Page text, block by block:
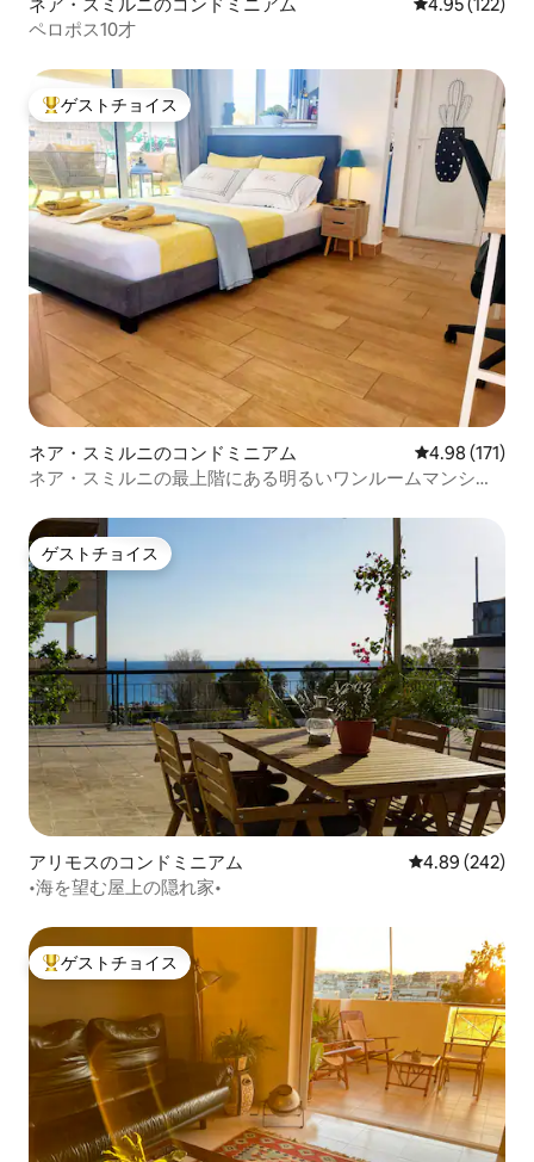
ネア・スミルニのコンドミニアム レビュー122
4.95 (122)
ペロポス10才
大好評のゲストチョイスです。
ゲストチョイス
ネア・スミルニのコンドミニアム レビュー171
4.98 (171)
ネア・スミルニの最上階にある明るいワンルームマンショ
ゲストチョイス
ゲストチョイス
アリモスのコンドミニアム レビュー242
4.89 (242)
•海を望む屋上の隠れ家•
大好評のゲストチョイスです。
ゲストチョイス